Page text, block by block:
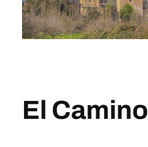
El Camino